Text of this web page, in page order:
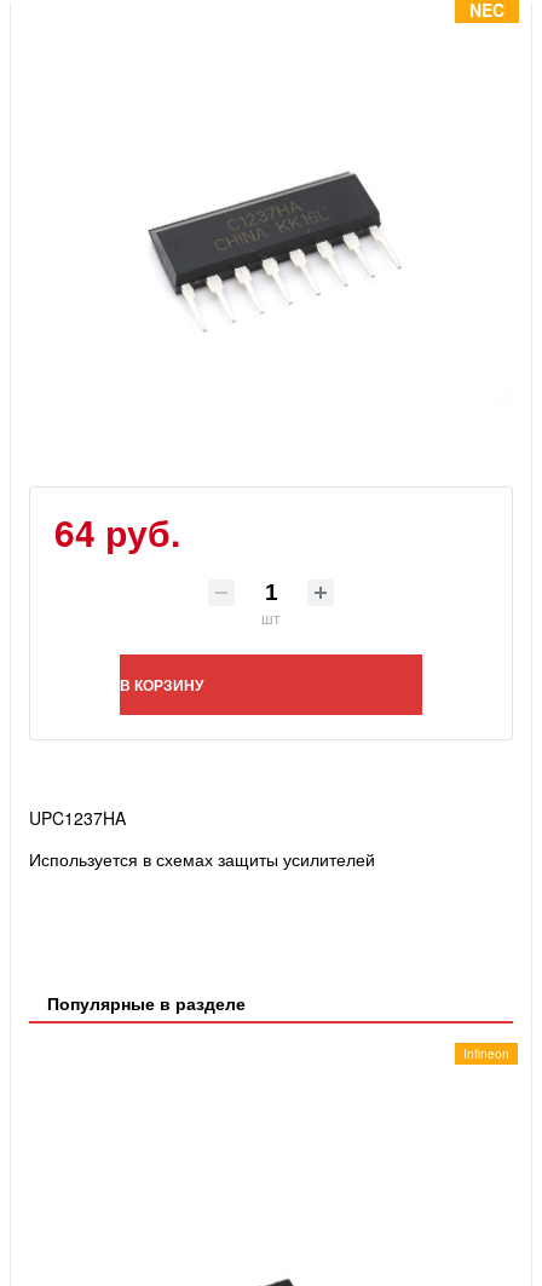
NEC
64 руб.
шт
В КОРЗИНУ
UPC1237HA
Используется в схемах защиты усилителей
Популярные в разделе
Infineon